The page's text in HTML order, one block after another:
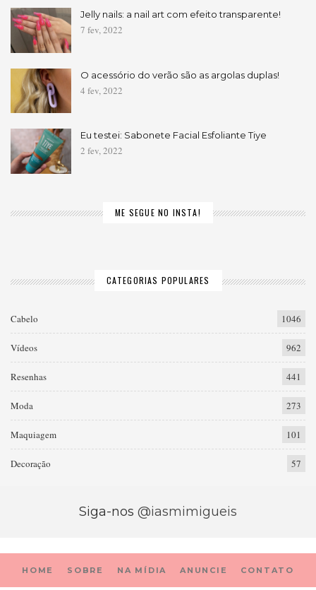
Jelly nails: a nail art com efeito transparente!
7 fev, 2022
O acessório do verão são as argolas duplas!
4 fev, 2022
Eu testei: Sabonete Facial Esfoliante Tiye
2 fev, 2022
ME SEGUE NO INSTA!
CATEGORIAS POPULARES
Cabelo 1046
Vídeos 962
Resenhas 441
Moda 273
Maquiagem 101
Decoração 57
Siga-nos @iasmimigueis
HOME SOBRE NA MÍDIA ANUNCIE CONTATO